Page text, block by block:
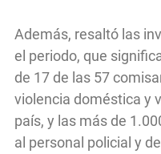
Además, resaltó las
el periodo, que
de 17 de las 57
violencia doméstica y
país, y las más de
al personal policial y